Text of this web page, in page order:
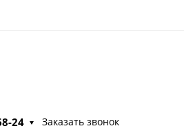
24 Заказать звонок